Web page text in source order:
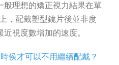
般理想的矯正視力結果在單
，配戴塑型鏡片後並非度
視度數增加的速度。
侯才可以不用繼續配戴？